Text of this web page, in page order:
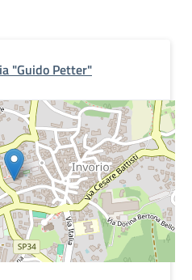
"Guido Petter"